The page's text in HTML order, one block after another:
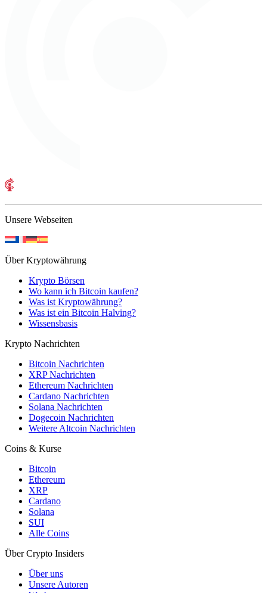
Unsere Webseiten
Über Kryptowährung
Krypto Börsen
Wo kann ich Bitcoin kaufen?
Was ist Kryptowährung?
Was ist ein Bitcoin Halving?
Wissensbasis
Krypto Nachrichten
Bitcoin Nachrichten
XRP Nachrichten
Ethereum Nachrichten
Cardano Nachrichten
Solana Nachrichten
Dogecoin Nachrichten
Weitere Altcoin Nachrichten
Coins & Kurse
Bitcoin
Ethereum
XRP
Cardano
Solana
SUI
Alle Coins
Über Crypto Insiders
Über uns
Unsere Autoren